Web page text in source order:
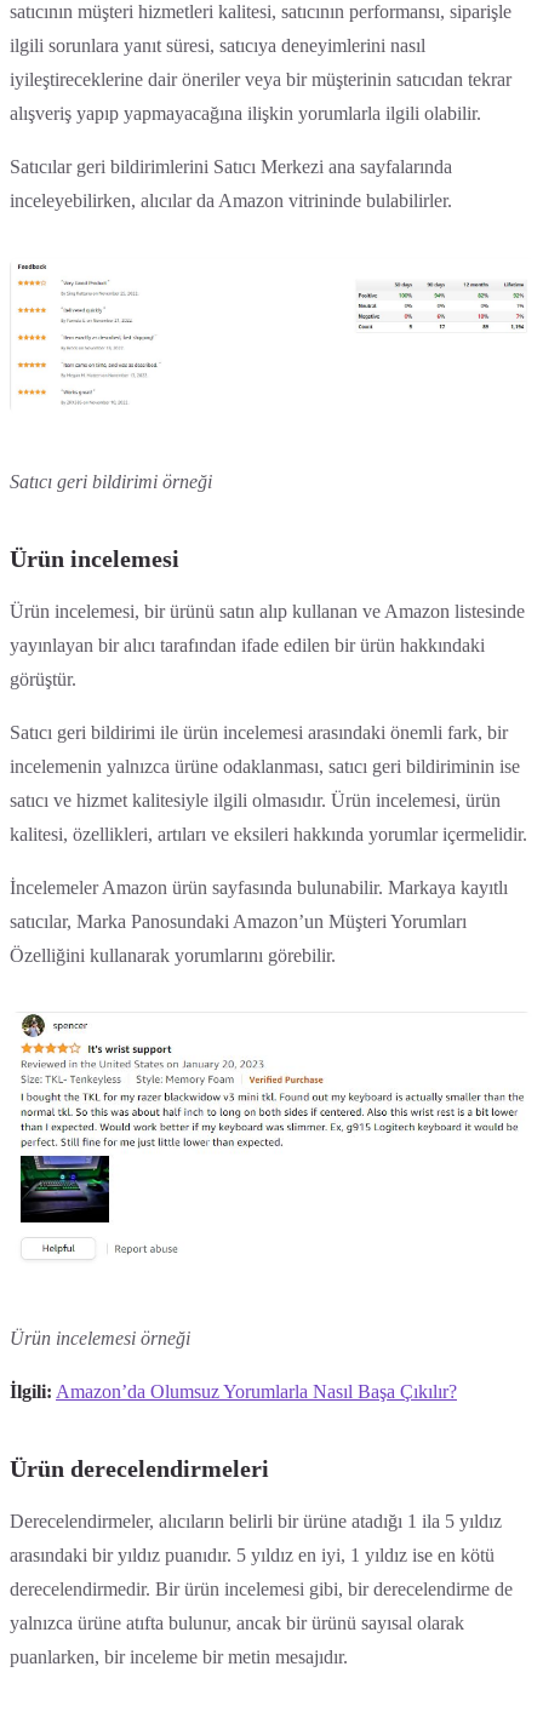
satıcının müşteri hizmetleri kalitesi, satıcının performansı, siparişle
ilgili sorunlara yanıt süresi, satıcıya deneyimlerini nasıl
iyileştireceklerine dair öneriler veya bir müşterinin satıcıdan tekrar
alışveriş yapıp yapmayacağına ilişkin yorumlarla ilgili olabilir.
Satıcılar geri bildirimlerini Satıcı Merkezi ana sayfalarında
inceleyebilirken, alıcılar da Amazon vitrininde bulabilirler.
Satıcı geri bildirimi örneği
Ürün incelemesi
Ürün incelemesi, bir ürünü satın alıp kullanan ve Amazon listesinde
yayınlayan bir alıcı tarafından ifade edilen bir ürün hakkındaki
görüştür.
Satıcı geri bildirimi ile ürün incelemesi arasındaki önemli fark, bir
incelemenin yalnızca ürüne odaklanması, satıcı geri bildiriminin ise
satıcı ve hizmet kalitesiyle ilgili olmasıdır. Ürün incelemesi, ürün
kalitesi, özellikleri, artıları ve eksileri hakkında yorumlar içermelidir.
İncelemeler Amazon ürün sayfasında bulunabilir. Markaya kayıtlı
satıcılar, Marka Panosundaki Amazon’un Müşteri Yorumları
Özelliğini kullanarak yorumlarını görebilir.
Ürün incelemesi örneği
İlgili: Amazon’da Olumsuz Yorumlarla Nasıl Başa Çıkılır?
Ürün derecelendirmeleri
Derecelendirmeler, alıcıların belirli bir ürüne atadığı 1 ila 5 yıldız
arasındaki bir yıldız puanıdır. 5 yıldız en iyi, 1 yıldız ise en kötü
derecelendirmedir. Bir ürün incelemesi gibi, bir derecelendirme de
yalnızca ürüne atıfta bulunur, ancak bir ürünü sayısal olarak
puanlarken, bir inceleme bir metin mesajıdır.